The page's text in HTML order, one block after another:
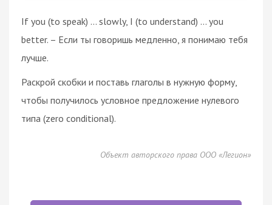
If you (to speak) ... slowly, I (to understand) ... you
better. – Если ты говоришь медленно, я понимаю тебя
лучше.
Раскрой скобки и поставь глаголы в нужную форму,
чтобы получилось условное предложение нулевого
типа (zero conditional).
Объект авторского права ООО «Легион»